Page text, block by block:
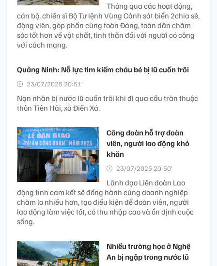
Thông qua các hoạt động,
cán bộ, chiến sĩ Bộ Tư lệnh Vùng Cảnh sát biển 2chia sẻ,
động viên, góp phần cùng toàn Đảng, toàn dân chăm
sóc tốt hơn về vật chất, tinh thần đối với người có công
với cách mạng.
Quảng Ninh: Nỗ lực tìm kiếm cháu bé bị lũ cuốn trôi
23/07/2025 20:51’
Nạn nhân bị nước lũ cuốn trôi khi đi qua cầu tràn thuộc
thôn Tiên Hải, xã Điền Xá.
Công đoàn hỗ trợ đoàn
viên, người lao động khó
khăn
23/07/2025 20:50’
Lãnh đạo Liên đoàn Lao
động tỉnh cam kết sẽ đồng hành cùng doanh nghiệp
chăm lo nhiều hơn, tạo điều kiện để đoàn viên, người
lao động làm việc tốt, có thu nhập cao và ổn định cuộc
sống.
Nhiều trường học ở Nghệ
An bị ngập trong nước lũ